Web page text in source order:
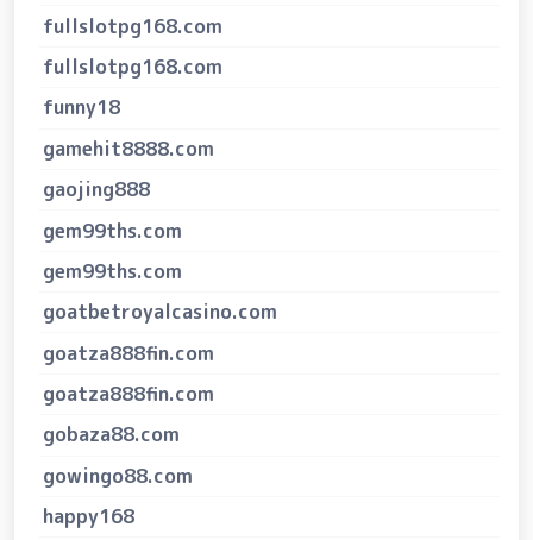
fullslotpg168.com
fullslotpg168.com
funny18
gamehit8888.com
gaojing888
gem99ths.com
gem99ths.com
goatbetroyalcasino.com
goatza888fin.com
goatza888fin.com
gobaza88.com
gowingo88.com
happy168